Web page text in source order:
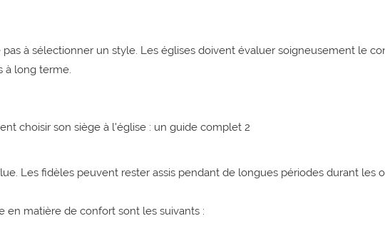
à sélectionner un style. Les églises doivent évaluer soigneusement le
à long terme.
Les fidèles peuvent rester assis pendant de longues périodes durant les
matière de confort sont les suivants :